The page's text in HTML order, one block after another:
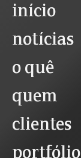
início
notícias
o quê
quem
clientes
portfólio